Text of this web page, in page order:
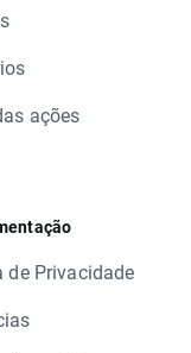
ações
de Privacidade